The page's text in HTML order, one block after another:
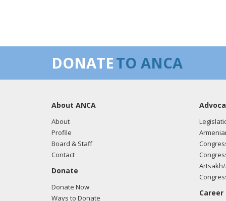
DONATETO ANCA
About ANCA
About
Profile
Board & Staff
Contact
Donate
Donate Now
Ways to Donate
Career